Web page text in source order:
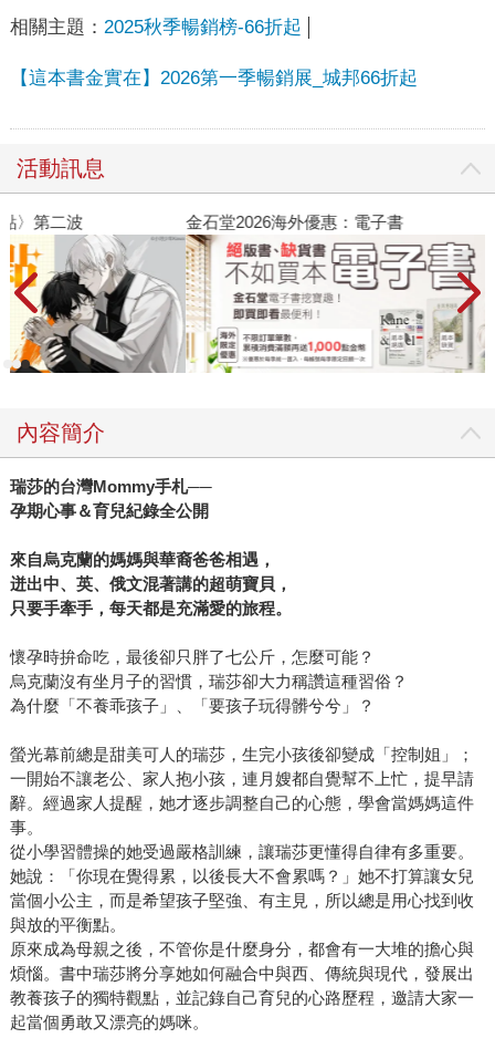
相關主題： 2025秋季暢銷榜-66折起
【這本書金實在】2026第一季暢銷展_城邦66折起
活動訊息
金石堂2026海外優惠：電子書
內容簡介
瑞莎的台灣Mommy手札──
孕期心事＆育兒紀錄全公開
來自烏克蘭的媽媽與華裔爸爸相遇，
迸出中、英、俄文混著講的超萌寶貝，
只要手牽手，每天都是充滿愛的旅程。
懷孕時拚命吃，最後卻只胖了七公斤，怎麼可能？
烏克蘭沒有坐月子的習慣，瑞莎卻大力稱讚這種習俗？
為什麼「不養乖孩子」、「要孩子玩得髒兮兮」？
螢光幕前總是甜美可人的瑞莎，生完小孩後卻變成「控制姐」；
一開始不讓老公、家人抱小孩，連月嫂都自覺幫不上忙，提早請
辭。經過家人提醒，她才逐步調整自己的心態，學會當媽媽這件
事。
從小學習體操的她受過嚴格訓練，讓瑞莎更懂得自律有多重要。
她說：「你現在覺得累，以後長大不會累嗎？」她不打算讓女兒
當個小公主，而是希望孩子堅強、有主見，所以總是用心找到收
與放的平衡點。
原來成為母親之後，不管你是什麼身分，都會有一大堆的擔心與
煩惱。書中瑞莎將分享她如何融合中與西、傳統與現代，發展出
教養孩子的獨特觀點，並記錄自己育兒的心路歷程，邀請大家一
起當個勇敢又漂亮的媽咪。